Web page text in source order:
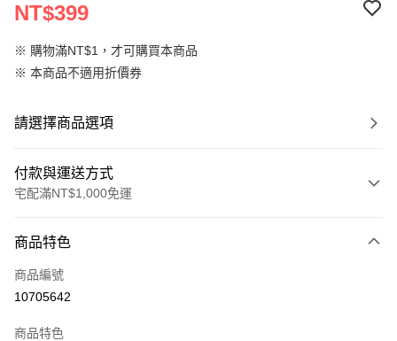
NT$399
※ 購物滿NT$1，才可購買本商品
※ 本商品不適用折價券
請選擇商品選項
付款與運送方式
宅配滿NT$1,000免運
信用卡一次付款
運送方式
宅配
商品特色
商品編號
10705642
商品特色